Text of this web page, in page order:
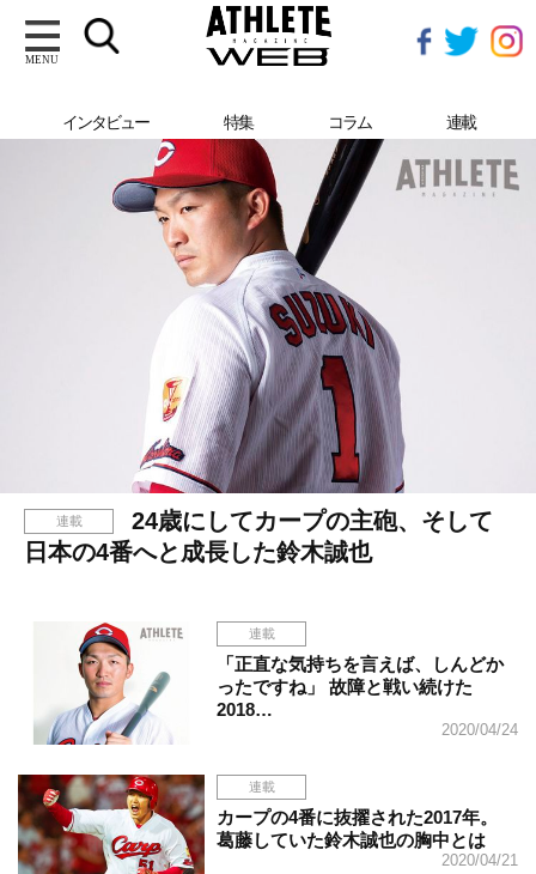
MENU
インタビュー 特集 コラム 連載
連載
24歳にしてカープの主砲、そして
日本の4番へと成長した鈴木誠也
連載
「正直な気持ちを言えば、しんどか
ったですね」 故障と戦い続けた
2018…
2020/04/24
連載
カープの4番に抜擢された2017年。
葛藤していた鈴木誠也の胸中とは
2020/04/21